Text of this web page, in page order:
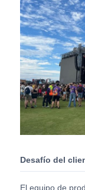
pantalla LED
Pantalla del
Alquiler de
Desafío del
El equipo de